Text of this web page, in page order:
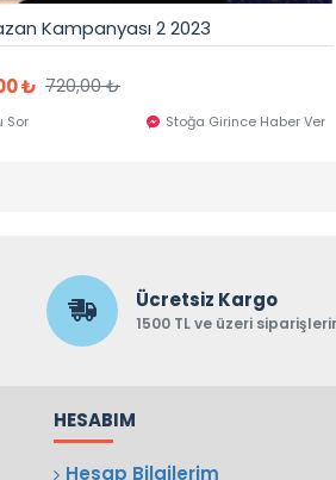
Kampanyası 2 2023
₺ 720,00 ₺
Sor Stoğa Girince Haber Ver
Ücretsiz Kargo
1500 TL ve üzeri
HESABIM
Hesap Bilgilerim